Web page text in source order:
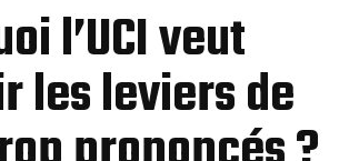
l’UCI veut
les leviers de